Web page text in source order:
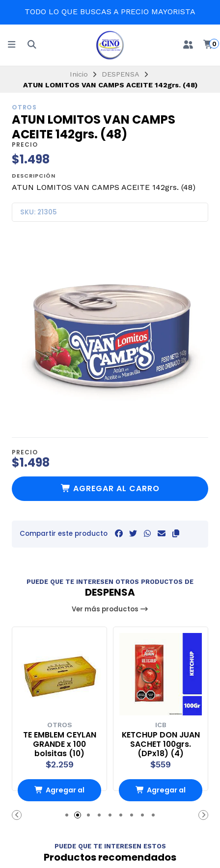
TODO LO QUE BUSCAS A PRECIO MAYORISTA
0
Inicio
DESPENSA
ATUN LOMITOS VAN CAMPS ACEITE 142grs. (48)
OTROS
ATUN LOMITOS VAN CAMPS
ACEITE 142grs. (48)
PRECIO
$1.498
DESCRIPCIÓN
ATUN LOMITOS VAN CAMPS ACEITE 142grs. (48)
SKU: 21305
PRECIO
$1.498
AGREGAR AL CARRO
Compartir este producto
PUEDE QUE TE INTERESEN OTROS PRODUCTOS DE
DESPENSA
Ver más productos
OTROS
TE EMBLEM CEYLAN
GRANDE x 100
bolsitas (10)
$2.259
Agregar al
Carro
ICB
KETCHUP DON JUAN
SACHET 100grs.
(DPx18) (4)
$559
Agregar al
Carro
PUEDE QUE TE INTERESEN ESTOS
Productos recomendados